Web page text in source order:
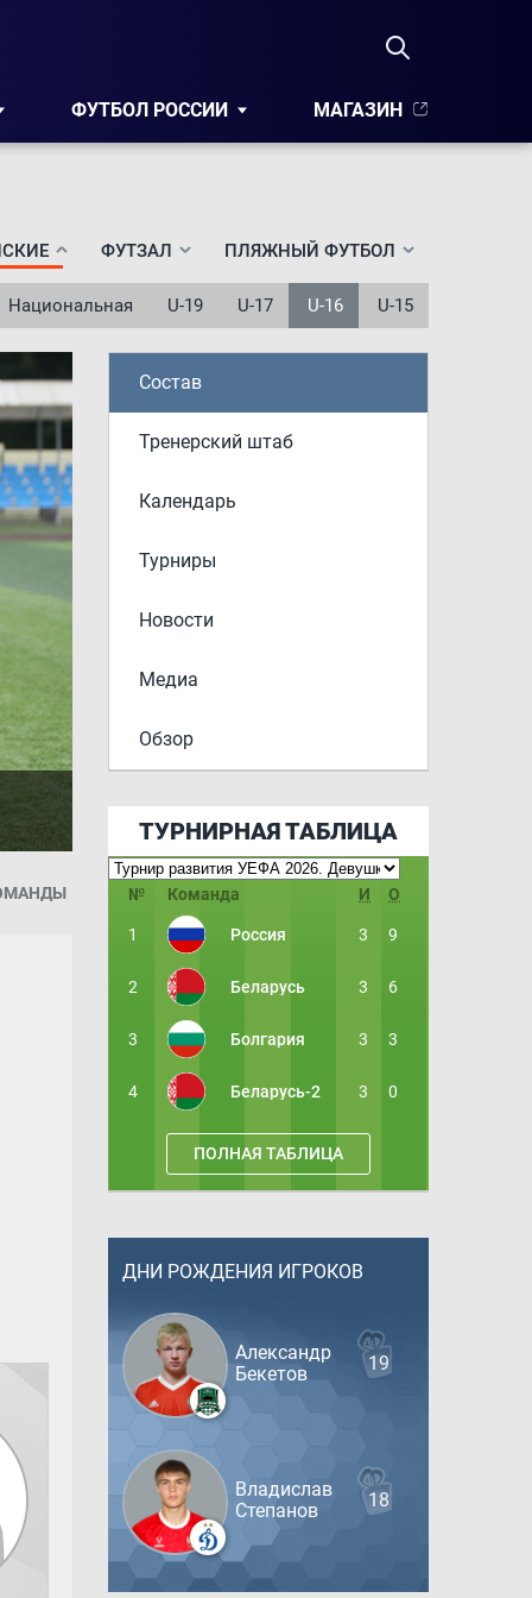
ФУТБОЛ РОССИИ МАГАЗИН
U-15
U-16
U-17
U-19
Национальная
ФУТЗАЛ ПЛЯЖНЫЙ ФУТБОЛ
Состав
Тренерский штаб
Календарь
Турниры
Новости
Медиа
Обзор
ТУРНИРНАЯ ТАБЛИЦА
№ Команда И О
1 Россия 3 9
2 Беларусь 3 6
3 Болгария 3 3
4 Беларусь-2 3 0
ПОЛНАЯ ТАБЛИЦА
ДНИ РОЖДЕНИЯ ИГРОКОВ
Александр
Бекетов
19
Владислав
Степанов
18